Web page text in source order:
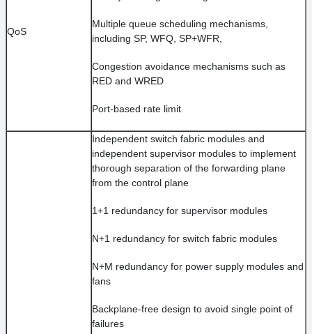
QoS
Multiple queue scheduling mechanisms,
including SP, WFQ, SP+WFR,
Congestion avoidance mechanisms such as
RED and WRED
Port-based rate limit
Independent switch fabric modules and
independent supervisor modules to implement
thorough separation of the forwarding plane
from the control plane
1+1 redundancy for supervisor modules
N+1 redundancy for switch fabric modules
N+M redundancy for power supply modules and
fans
Backplane-free design to avoid single point of
failures